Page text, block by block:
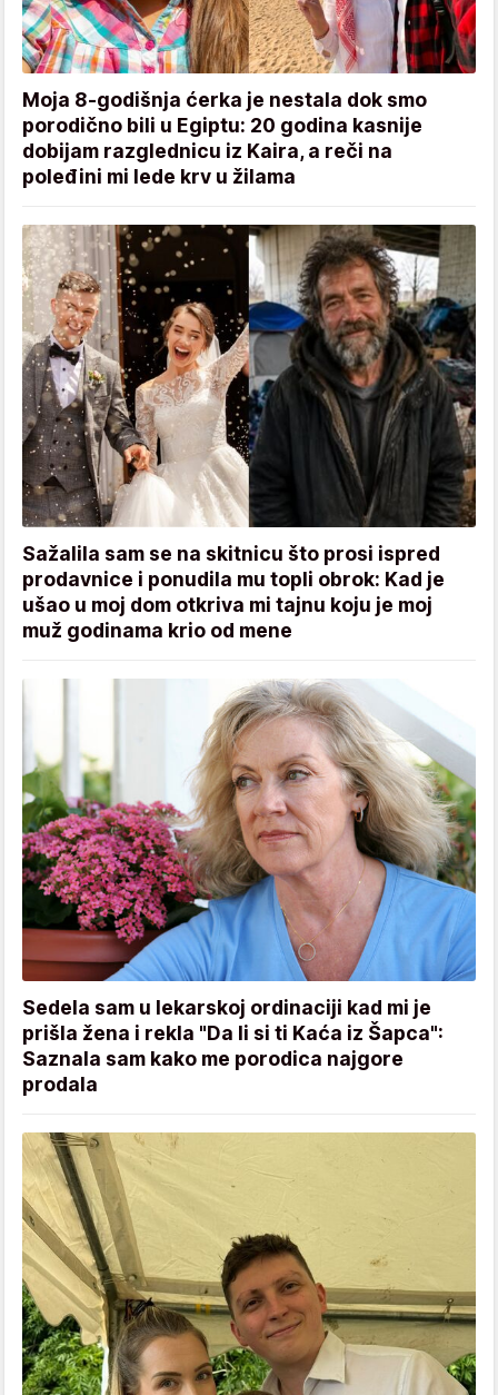
Moja 8-godišnja ćerka je nestala dok smo
porodično bili u Egiptu: 20 godina kasnije
dobijam razglednicu iz Kaira, a reči na
poleđini mi lede krv u žilama
Sažalila sam se na skitnicu što prosi ispred
prodavnice i ponudila mu topli obrok: Kad je
ušao u moj dom otkriva mi tajnu koju je moj
muž godinama krio od mene
Sedela sam u lekarskoj ordinaciji kad mi je
prišla žena i rekla "Da li si ti Kaća iz Šapca":
Saznala sam kako me porodica najgore
prodala